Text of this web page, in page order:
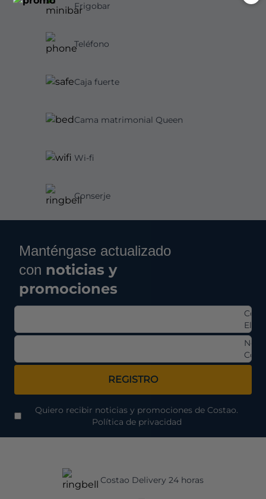
Frigobar
Teléfono
Caja fuerte
Cama matrimonial Queen
Wi-fi
Conserje
Manténgase actualizado
con noticias y
promociones
REGISTRO
Quiero recibir noticias y promociones de Costao.
Política de privacidad
Costao Delivery 24 horas